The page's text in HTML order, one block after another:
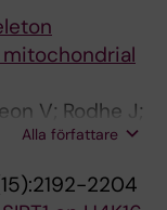
V; Rodhe J;
Alla författare
2204